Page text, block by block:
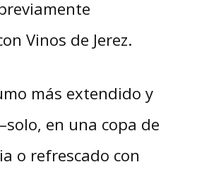
Vinos de Jerez.
más extendido y
en una copa de
o refrescado con